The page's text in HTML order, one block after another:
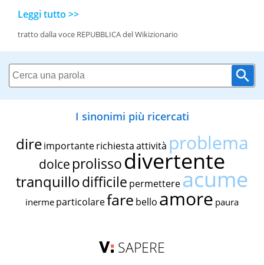
Leggi tutto >>
tratto dalla voce REPUBBLICA del Wikizionario
I sinonimi più ricercati
dire importante richiestaattività problema
dolce prolissodivertente
tranquillodifficile permettereacume
inerme particolarefare bello amore paura
SAPERE